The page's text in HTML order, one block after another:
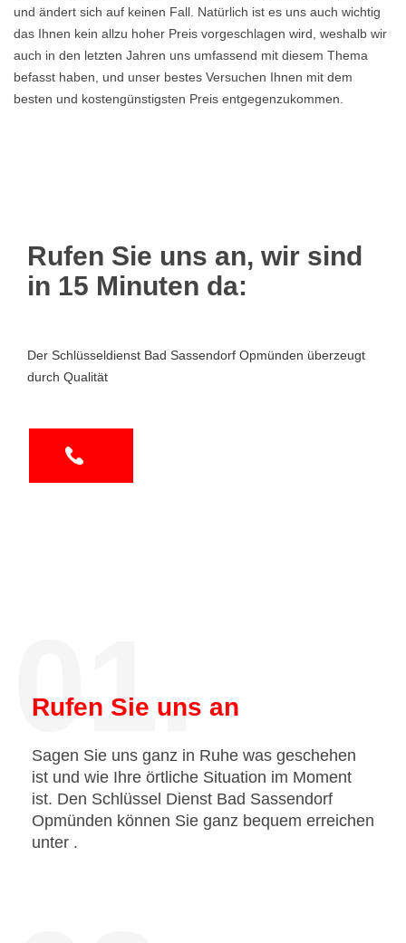
und ändert sich auf keinen Fall. Natürlich ist es uns auch wichtig
das Ihnen kein allzu hoher Preis vorgeschlagen wird, weshalb wir
auch in den letzten Jahren uns umfassend mit diesem Thema
befasst haben, und unser bestes Versuchen Ihnen mit dem
besten und kostengünstigsten Preis entgegenzukommen.
Rufen Sie uns an, wir sind
in 15 Minuten da:
Der Schlüsseldienst Bad Sassendorf Opmünden überzeugt
durch Qualität
01.
Rufen Sie uns an
Sagen Sie uns ganz in Ruhe was geschehen
ist und wie Ihre örtliche Situation im Moment
ist. Den Schlüssel Dienst Bad Sassendorf
Opmünden können Sie ganz bequem erreichen
unter .